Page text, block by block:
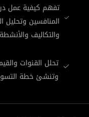
تفهم كيفية عمل
المنافسين
والتكاليف
تحلل القنوات
وتنشئ خطة